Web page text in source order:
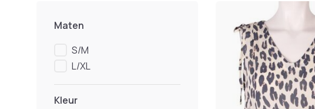
Maten
S/M
L/XL
Kleur